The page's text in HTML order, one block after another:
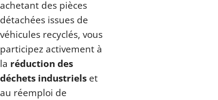
achetant des pièces
détachées issues de
véhicules recyclés, vous
participez activement à
la réduction des
déchets industriels et
au réemploi de